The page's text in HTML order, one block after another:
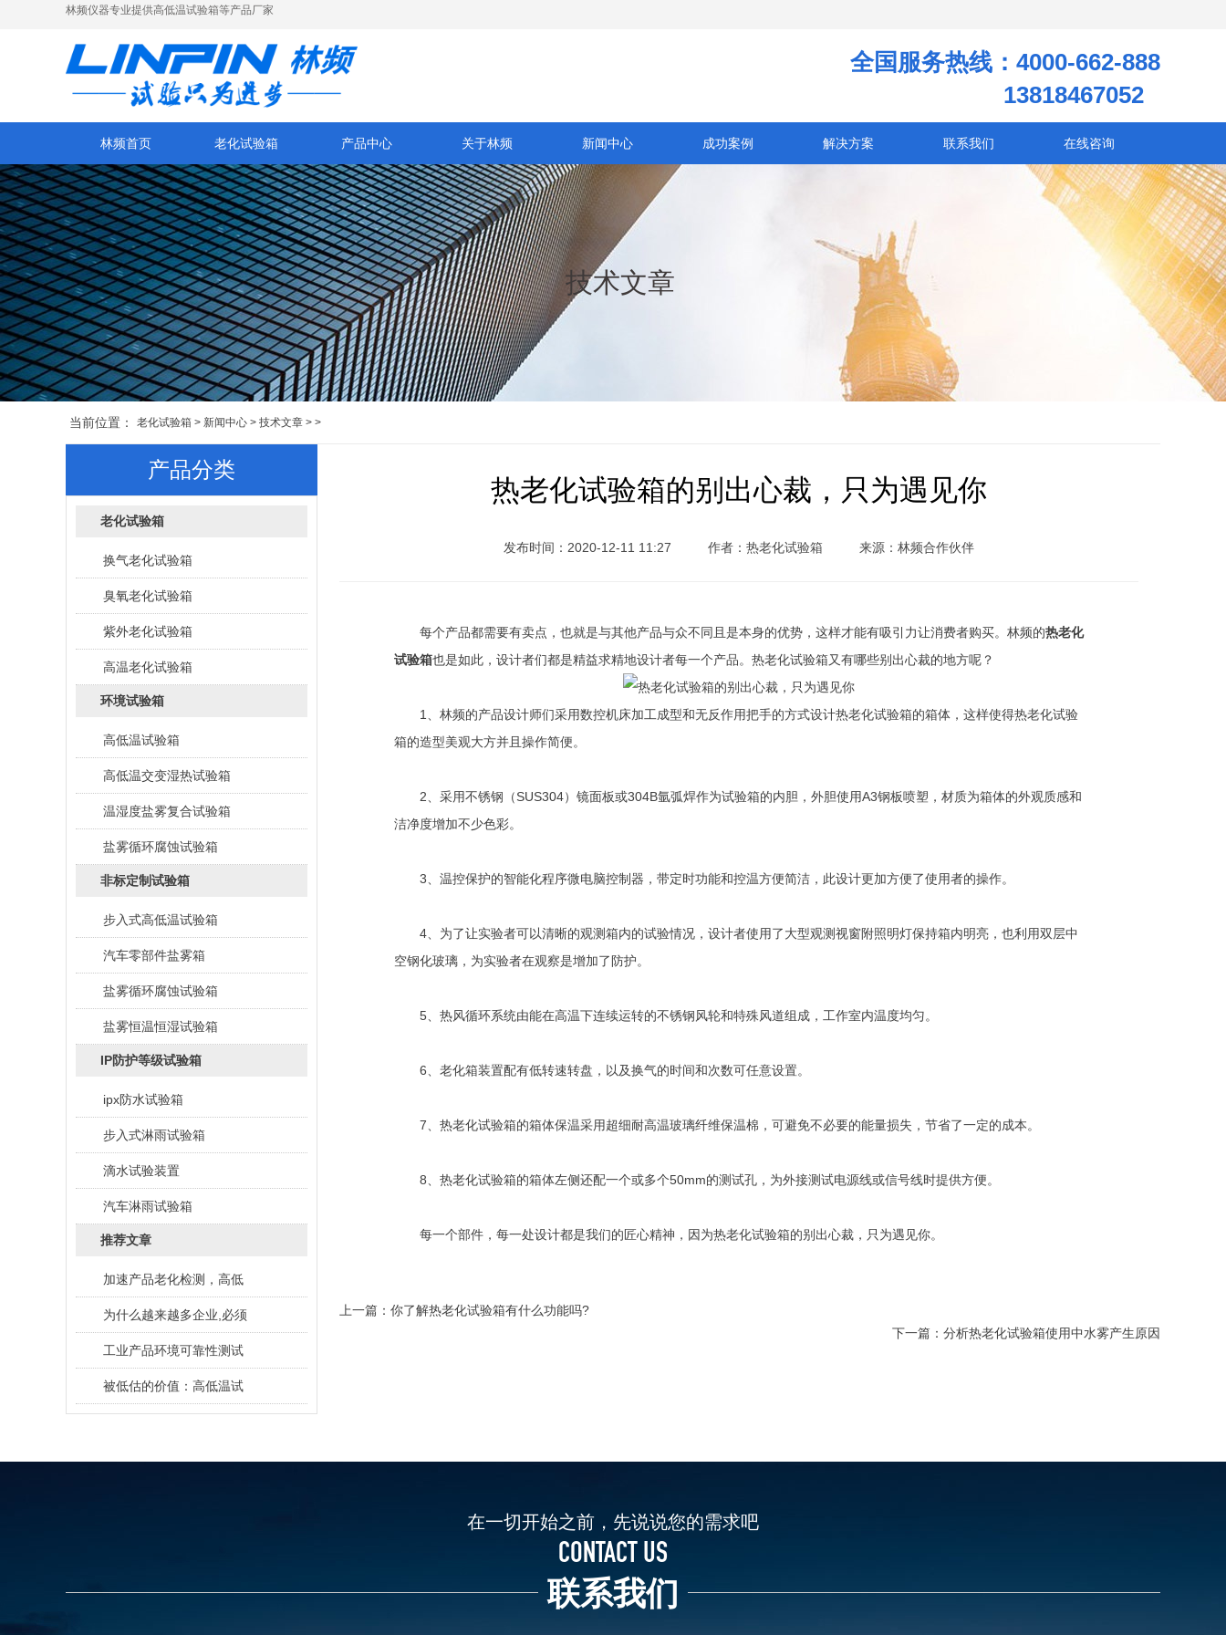
林频仪器专业提供高低温试验箱等产品厂家
全国服务热线：4000-662-888
13818467052
林频首页 老化试验箱 产品中心 关于林频 新闻中心 成功案例 解决方案 联系我们 在线咨询
技术文章
当前位置： 老化试验箱 > 新闻中心 > 技术文章 > >
产品分类
老化试验箱
换气老化试验箱
臭氧老化试验箱
紫外老化试验箱
高温老化试验箱
环境试验箱
高低温试验箱
高低温交变湿热试验箱
温湿度盐雾复合试验箱
盐雾循环腐蚀试验箱
非标定制试验箱
步入式高低温试验箱
汽车零部件盐雾箱
盐雾循环腐蚀试验箱
盐雾恒温恒湿试验箱
IP防护等级试验箱
ipx防水试验箱
步入式淋雨试验箱
滴水试验装置
汽车淋雨试验箱
推荐文章
加速产品老化检测，高低
为什么越来越多企业,必须
工业产品环境可靠性测试
被低估的价值：高低温试
热老化试验箱的别出心裁，只为遇见你
发布时间：2020-12-11 11:27 作者：热老化试验箱 来源：林频合作伙伴
每个产品都需要有卖点，也就是与其他产品与众不同且是本身的优势，这样才能有吸引力让消费者购买。林频的热老化
试验箱也是如此，设计者们都是精益求精地设计者每一个产品。热老化试验箱又有哪些别出心裁的地方呢？
1、林频的产品设计师们采用数控机床加工成型和无反作用把手的方式设计热老化试验箱的箱体，这样使得热老化试验
箱的造型美观大方并且操作简便。
2、采用不锈钢（SUS304）镜面板或304B氩弧焊作为试验箱的内胆，外胆使用A3钢板喷塑，材质为箱体的外观质感和
洁净度增加不少色彩。
3、温控保护的智能化程序微电脑控制器，带定时功能和控温方便简洁，此设计更加方便了使用者的操作。
4、为了让实验者可以清晰的观测箱内的试验情况，设计者使用了大型观测视窗附照明灯保持箱内明亮，也利用双层中
空钢化玻璃，为实验者在观察是增加了防护。
5、热风循环系统由能在高温下连续运转的不锈钢风轮和特殊风道组成，工作室内温度均匀。
6、老化箱装置配有低转速转盘，以及换气的时间和次数可任意设置。
7、热老化试验箱的箱体保温采用超细耐高温玻璃纤维保温棉，可避免不必要的能量损失，节省了一定的成本。
8、热老化试验箱的箱体左侧还配一个或多个50mm的测试孔，为外接测试电源线或信号线时提供方便。
每一个部件，每一处设计都是我们的匠心精神，因为热老化试验箱的别出心裁，只为遇见你。
上一篇： 你了解热老化试验箱有什么功能吗?
下一篇： 分析热老化试验箱使用中水雾产生原因
在一切开始之前，先说说您的需求吧
CONTACT US
联系我们